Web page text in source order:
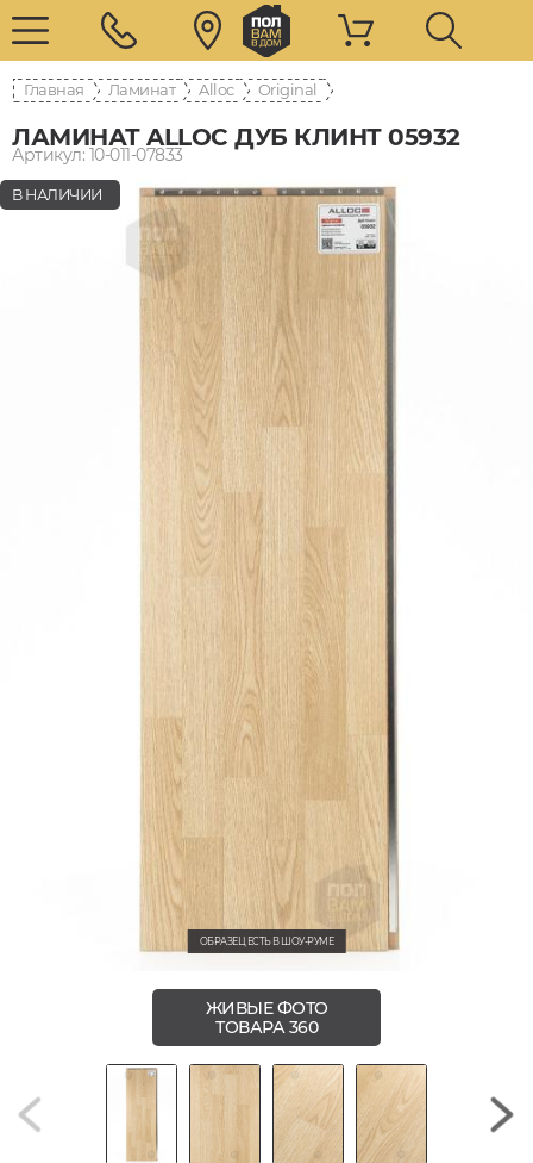
Главная Ламинат Alloc Original
ЛАМИНАТ ALLOC ДУБ КЛИНТ 05932
Артикул: 10-011-07833
В НАЛИЧИИ
ОБРАЗЕЦ ЕСТЬ В ШОУ-РУМЕ
ЖИВЫЕ ФОТО
ТОВАРА 360